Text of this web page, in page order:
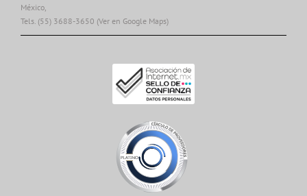
México,
Tels. (55) 3688-3650 (Ver en Google Maps)